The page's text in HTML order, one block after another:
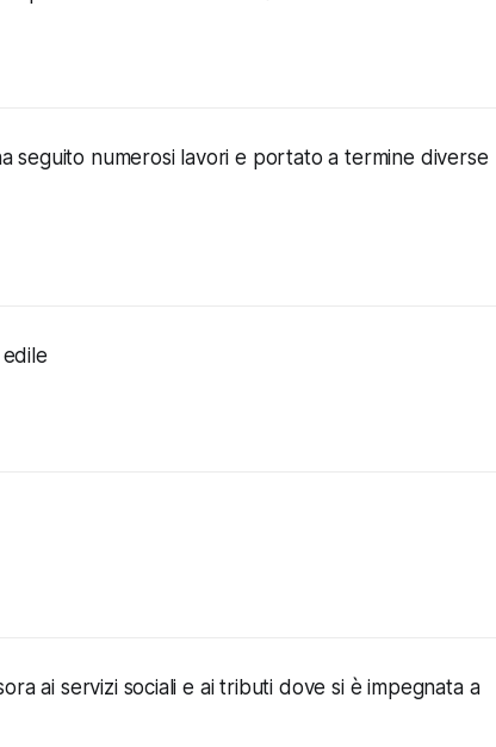
seguito numerosi lavori e portato a termine diverse
ai servizi sociali e ai tributi dove si è impegnata a